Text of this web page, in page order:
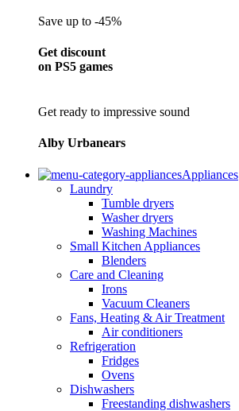
Save up to -45%
Get discount
on PS5 games
Get ready to impressive sound
Alby Urbanears
Appliances
Laundry
Tumble dryers
Washer dryers
Washing Machines
Small Kitchen Appliances
Blenders
Care and Cleaning
Irons
Vacuum Cleaners
Fans, Heating & Air Treatment
Air conditioners
Refrigeration
Fridges
Ovens
Dishwashers
Freestanding dishwashers